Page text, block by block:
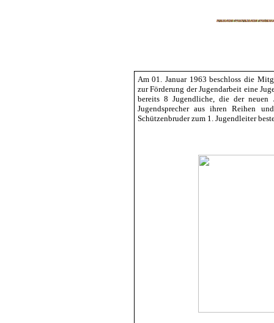
Am 01. Januar 1963 beschloss die
zur Förderung der Jugendarbeit eine
bereits 8 Jugendliche, die der neuen
Jugendsprecher aus ihren Reihen
Schützenbruder zum 1. Jugendleiter